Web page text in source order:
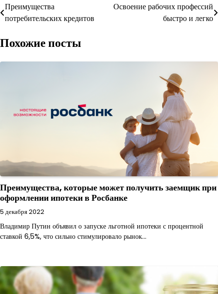
Навигация
по
записям
Преимущества
потребительских кредитов
Освоение рабочих профессий
быстро и легко
Похожие посты
Преимущества, которые может получить заемщик при
оформлении ипотеки в Росбанке
5 декабря 2022
Владимир Путин объявил о запуске льготной ипотеки с процентной
ставкой 6,5%, что сильно стимулировало рынок…